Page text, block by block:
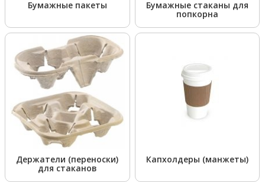
Бумажные пакеты Бумажные стаканы для
попкорна
Держатели (переноски)
для стаканов
Капхолдеры (манжеты)